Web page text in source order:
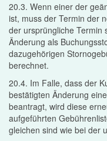
20.3. Wenn einer der
ist, muss der Termin der
der ursprüngliche Termin
Änderung als
dazugehörigen
berechnet.
20.4. Im Falle, dass der
bestätigten Änderung
beantragt, wird diese
aufgeführten
gleichen sind wie bei der